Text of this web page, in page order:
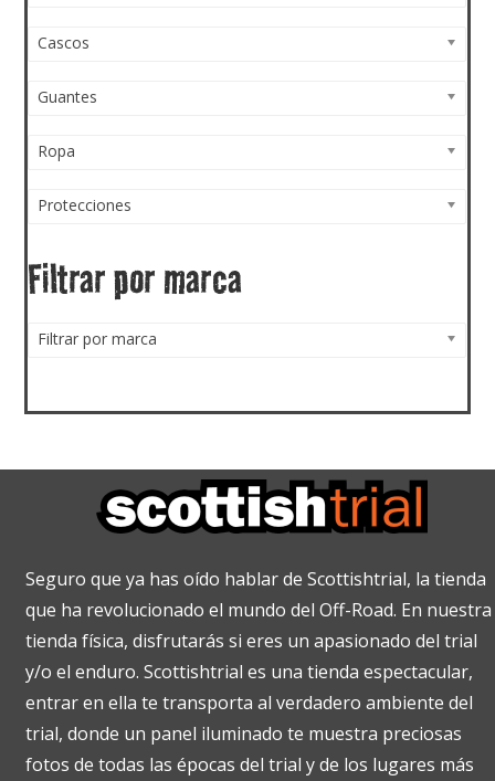
Cascos
Guantes
Ropa
Protecciones
Filtrar por marca
Filtrar por marca
Seguro que ya has oído hablar de Scottishtrial, la tienda
que ha revolucionado el mundo del Off-Road. En nuestra
tienda física, disfrutarás si eres un apasionado del trial
y/o el enduro. Scottishtrial es una tienda espectacular,
entrar en ella te transporta al verdadero ambiente del
trial, donde un panel iluminado te muestra preciosas
fotos de todas las épocas del trial y de los lugares más